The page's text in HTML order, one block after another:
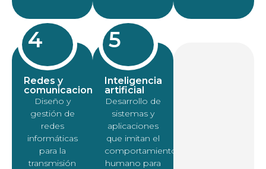
4
Redes y
comunicaciones
Diseño y
gestión de
redes
informáticas
para la
transmisión
5
Inteligencia
artificial
Desarrollo de
sistemas y
aplicaciones
que imitan el
comportamiento
humano para